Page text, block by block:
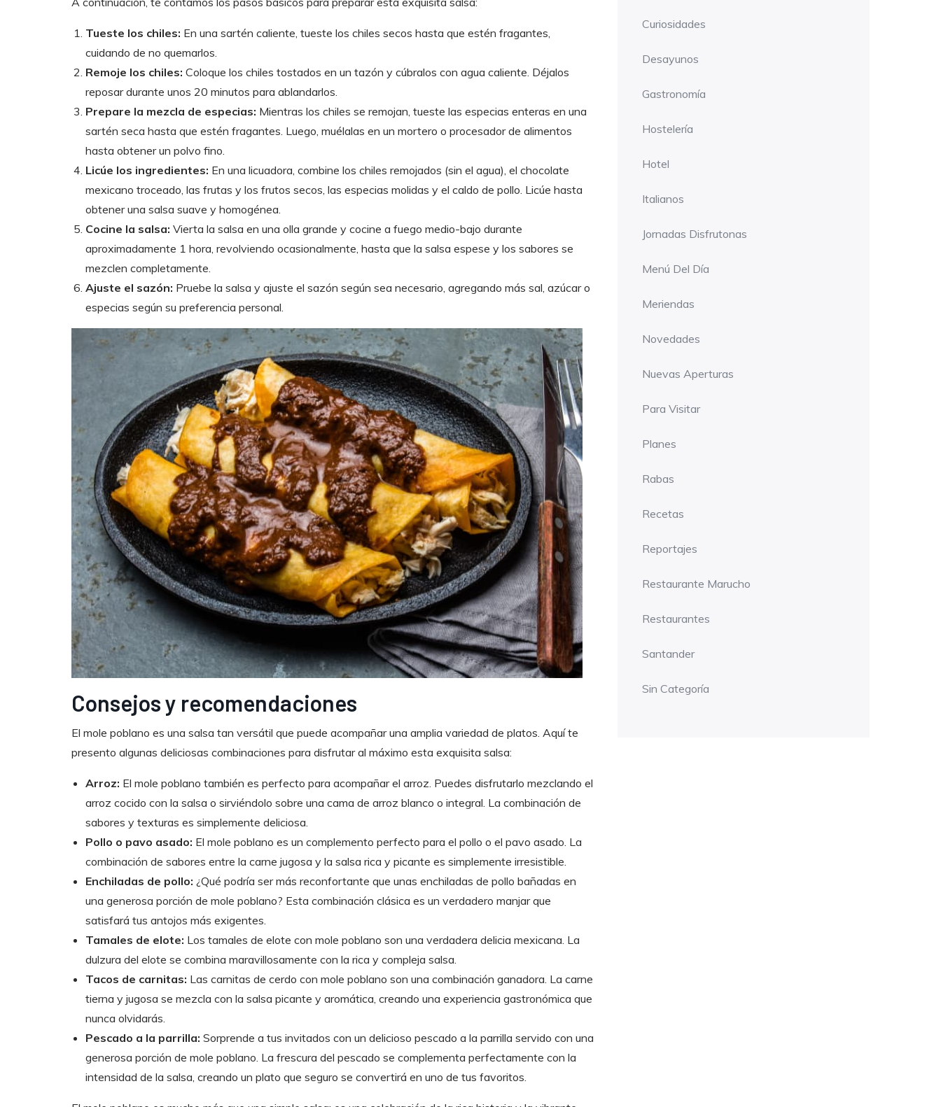
Tueste los chiles: En una sartén caliente, tueste los chiles secos hasta que estén fragantes,
cuidando de no quemarlos.
Remoje los chiles: Coloque los chiles tostados en un tazón y cúbralos con agua caliente. Déjalos
reposar durante unos 20 minutos para ablandarlos.
Prepare la mezcla de especias: Mientras los chiles se remojan, tueste las especias enteras en una
sartén seca hasta que estén fragantes. Luego, muélalas en un mortero o procesador de alimentos
hasta obtener un polvo fino.
Licúe los ingredientes: En una licuadora, combine los chiles remojados (sin el agua), el chocolate
mexicano troceado, las frutas y los frutos secos, las especias molidas y el caldo de pollo. Licúe hasta
obtener una salsa suave y homogénea.
Cocine la salsa: Vierta la salsa en una olla grande y cocine a fuego medio-bajo durante
aproximadamente 1 hora, revolviendo ocasionalmente, hasta que la salsa espese y los sabores se
mezclen completamente.
Ajuste el sazón: Pruebe la salsa y ajuste el sazón según sea necesario, agregando más sal, azúcar o
especias según su preferencia personal.
Consejos y recomendaciones
El mole poblano es una salsa tan versátil que puede acompañar una amplia variedad de platos. Aquí te
presento algunas deliciosas combinaciones para disfrutar al máximo esta exquisita salsa:
Arroz: El mole poblano también es perfecto para acompañar el arroz. Puedes disfrutarlo mezclando el
arroz cocido con la salsa o sirviéndolo sobre una cama de arroz blanco o integral. La combinación de
sabores y texturas es simplemente deliciosa.
Pollo o pavo asado: El mole poblano es un complemento perfecto para el pollo o el pavo asado. La
combinación de sabores entre la carne jugosa y la salsa rica y picante es simplemente irresistible.
Enchiladas de pollo: ¿Qué podría ser más reconfortante que unas enchiladas de pollo bañadas en
una generosa porción de mole poblano? Esta combinación clásica es un verdadero manjar que
satisfará tus antojos más exigentes.
Tamales de elote: Los tamales de elote con mole poblano son una verdadera delicia mexicana. La
dulzura del elote se combina maravillosamente con la rica y compleja salsa.
Tacos de carnitas: Las carnitas de cerdo con mole poblano son una combinación ganadora. La carne
tierna y jugosa se mezcla con la salsa picante y aromática, creando una experiencia gastronómica que
nunca olvidarás.
Pescado a la parrilla: Sorprende a tus invitados con un delicioso pescado a la parrilla servido con una
generosa porción de mole poblano. La frescura del pescado se complementa perfectamente con la
intensidad de la salsa, creando un plato que seguro se convertirá en uno de tus favoritos.
Curiosidades
Desayunos
Gastronomía
Hostelería
Hotel
Italianos
Jornadas Disfrutonas
Menú Del Día
Meriendas
Novedades
Nuevas Aperturas
Para Visitar
Planes
Rabas
Recetas
Reportajes
Restaurante Marucho
Restaurantes
Santander
Sin Categoría